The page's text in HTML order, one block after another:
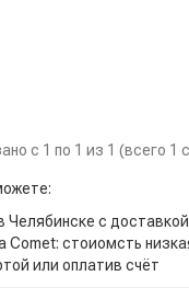
с 1 по 1 из 1 (всего 1
Челябинске с доставкой
Comet: стоиомсть
или оплатив счёт